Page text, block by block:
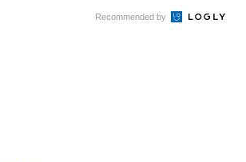
Recommended by